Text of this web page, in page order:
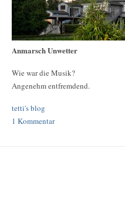
Anmarsch Unwetter
Wie war die Musik?
Angenehm entfremdend.
tetti's blog
1 Kommentar